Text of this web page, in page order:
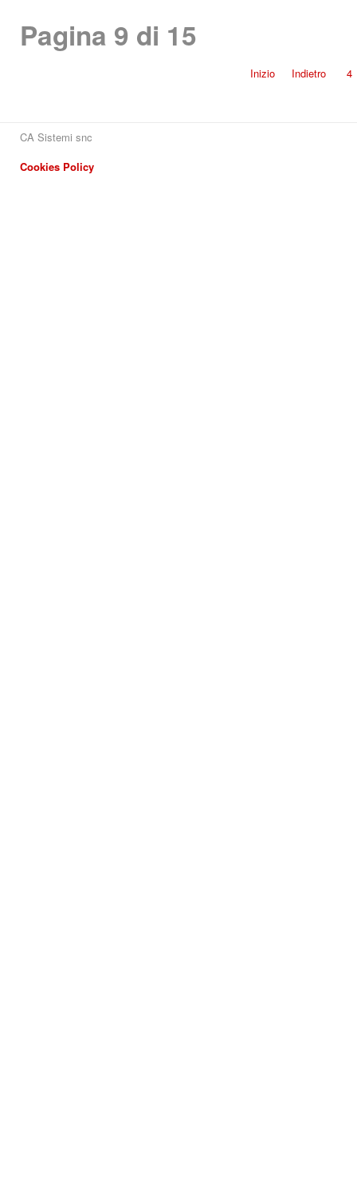
Pagina 9 di 15
Inizio Indietro 4
CA Sistemi snc
Cookies Policy